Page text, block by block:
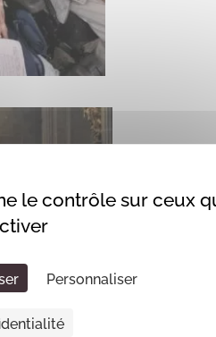
le contrôle sur ceux
Personnaliser